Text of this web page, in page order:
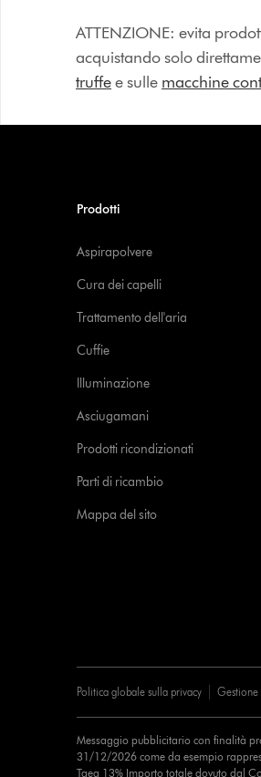
ATTENZIONE: evita
acquistando solo
truffee sulle macchine
Prodotti
Aspirapolvere
Cura dei capelli
Trattamento dell'aria
Cuffie
Illuminazione
Asciugamani
Prodotti ricondizionati
Parti di ricambio
Mappa del sito
Politica globale sulla privacy
Messaggio pubblicitario con finalità
31/12/2026 come da esempio
Taeg 13% Importo totale dovuto dal